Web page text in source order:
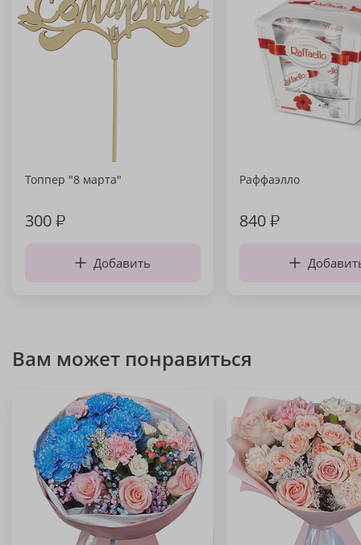
Топпер "8 марта"
300₽
Добавить
Раффаэлло
840₽
Вам может понравиться